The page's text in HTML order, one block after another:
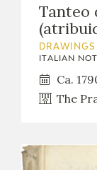
RECURSOS
ARASAAC
Tanteo
DRAWINGS
ITALIAN
Ca.
The